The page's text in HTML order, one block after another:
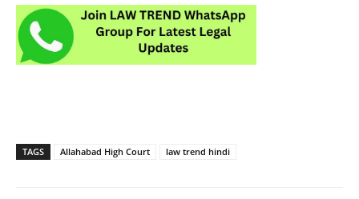
TAGS Allahabad High Court law trend hindi